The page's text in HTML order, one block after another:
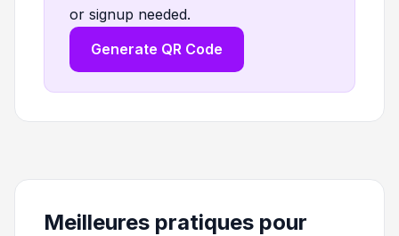
or signup needed.
Generate QR Code
Meilleures pratiques pour